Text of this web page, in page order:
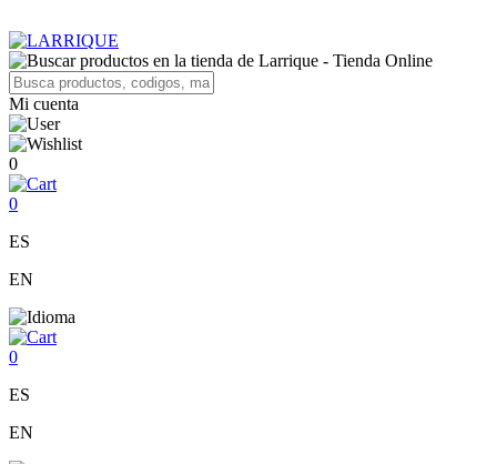
Mi cuenta
0
0
ES
EN
0
ES
EN